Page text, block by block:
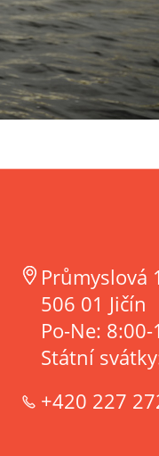
Průmyslová
506 01 Jičín
Po-Ne:
Státní
+420 227